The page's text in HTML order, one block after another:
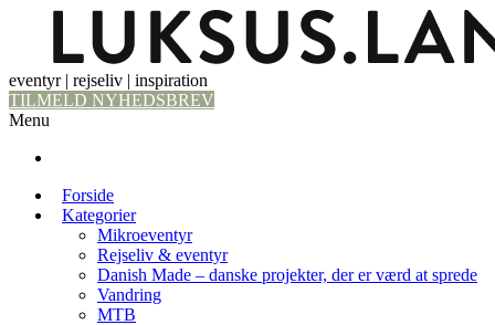
eventyr | rejseliv | inspiration
TILMELD NYHEDSBREV
Menu
Forside
Kategorier
Mikroeventyr
Rejseliv & eventyr
Danish Made – danske projekter, der er værd at sprede
Vandring
MTB